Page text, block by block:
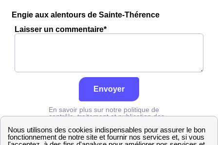
Engie aux alentours de Sainte-Thérence
Laisser un commentaire*
Envoyer
En savoir plus sur notre politique de
contrôle, traitement et publication des